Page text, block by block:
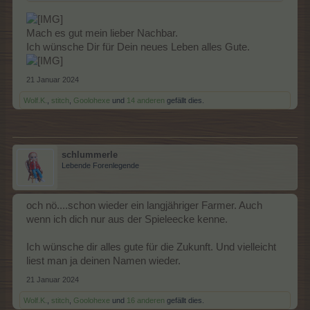
Gewohnheit die Farm zu bespielen, der Spaß ging verloren.
An dieser Stelle möchte ich mich bei allen lieben Menschen die
Namen nennen (dann vergesse ich nur jemanden), besonderer
Dank aber an das Mod-Team und die Crew aus der Bracke
Erinnerungen.
gelegentlich
mal wieder rein um hier etwas zu lesen.
Ciao, macht es gut und bleibt gesund !!!
Liebe Grüße
iwalam70
Mach es gut mein lieber Nachbar.
Ich wünsche Dir für Dein neues Leben alles Gute.
21 Januar 2024
Wolf.K. stitch Goolohexe und 14 anderen gefällt dies.
schlummerle
Lebende Forenlegende
och nö....schon wieder ein langjähriger Farmer. Auch
wenn ich dich nur aus der Spieleecke kenne.
Ich wünsche dir alles gute für die Zukunft. Und vielleicht
liest man ja deinen Namen wieder.
21 Januar 2024
Wolf.K. stitch Goolohexe und 16 anderen gefällt dies.